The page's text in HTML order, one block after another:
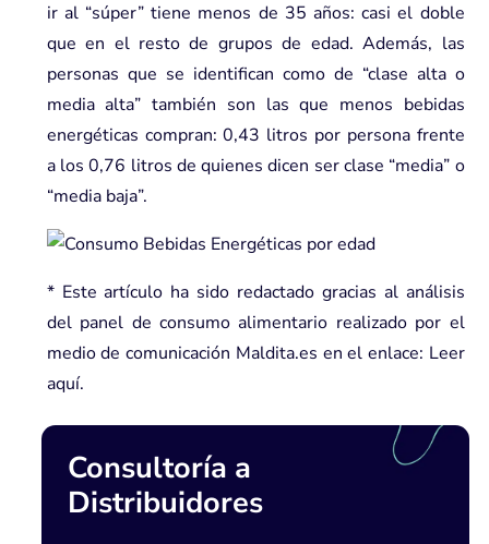
ir al “súper” tiene menos de 35 años: casi el doble
que en el resto de grupos de edad. Además, las
personas que se identifican como de “clase alta o
media alta” también son las que menos bebidas
energéticas compran: 0,43 litros por persona frente
a los 0,76 litros de quienes dicen ser clase “media” o
“media baja”.
* Este artículo ha sido redactado gracias al análisis
del panel de consumo alimentario realizado por el
medio de comunicación Maldita.es en el enlace: Leer
aquí.
Consultoría a
Distribuidores